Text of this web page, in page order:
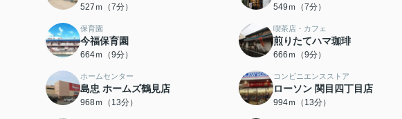
527ｍ（7分） 549ｍ（7分）
保育園
今福保育園
664ｍ（9分）
喫茶店・カフェ
煎りたてハマ珈琲
666ｍ（9分）
ホームセンター
島忠 ホームズ鶴見店
968ｍ（13分）
コンビニエンスストア
ローソン 関目四丁目店
994ｍ（13分）